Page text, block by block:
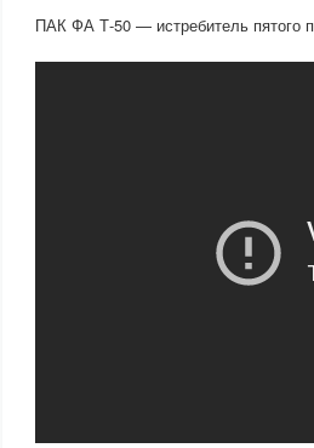
ПАК ФА Т-50 — истребитель пятого